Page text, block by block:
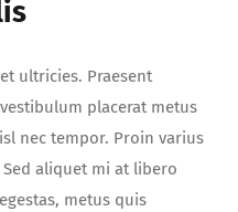
ultricies. Praesent
placerat metus
nec tempor. Proin varius
aliquet mi at libero
metus quis